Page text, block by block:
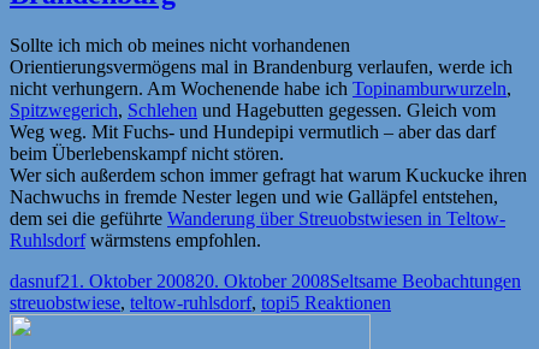
Sollte ich mich ob meines nicht vorhandenen
Orientierungsvermögens mal in Brandenburg verlaufen, werde ich
nicht verhungern. Am Wochenende habe ich Topinamburwurzeln,
Spitzwegerich, Schlehen und Hagebutten gegessen. Gleich vom
Weg weg. Mit Fuchs- und Hundepipi vermutlich – aber das darf
beim Überlebenskampf nicht stören.
Wer sich außerdem schon immer gefragt hat warum Kuckucke ihren
Nachwuchs in fremde Nester legen und wie Galläpfel entstehen,
dem sei die geführte Wanderung über Streuobstwiesen in Teltow-
Ruhlsdorfwärmstens empfohlen.
Autor
dasnufVeröffentlicht
am
21. Oktober 200820. Oktober 2008Kategorien
Seltsame Beobachtungen
streuobstwiese, teltow-ruhlsdorf, topi5 Reaktionen